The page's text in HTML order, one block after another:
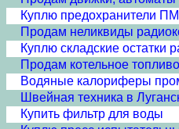
Куплю предохранители
Продам неликвиды
Куплю складские остатки
Продам котельное топливо
Водяные калориферы
Швейная техника в
Купить фильтр для воды